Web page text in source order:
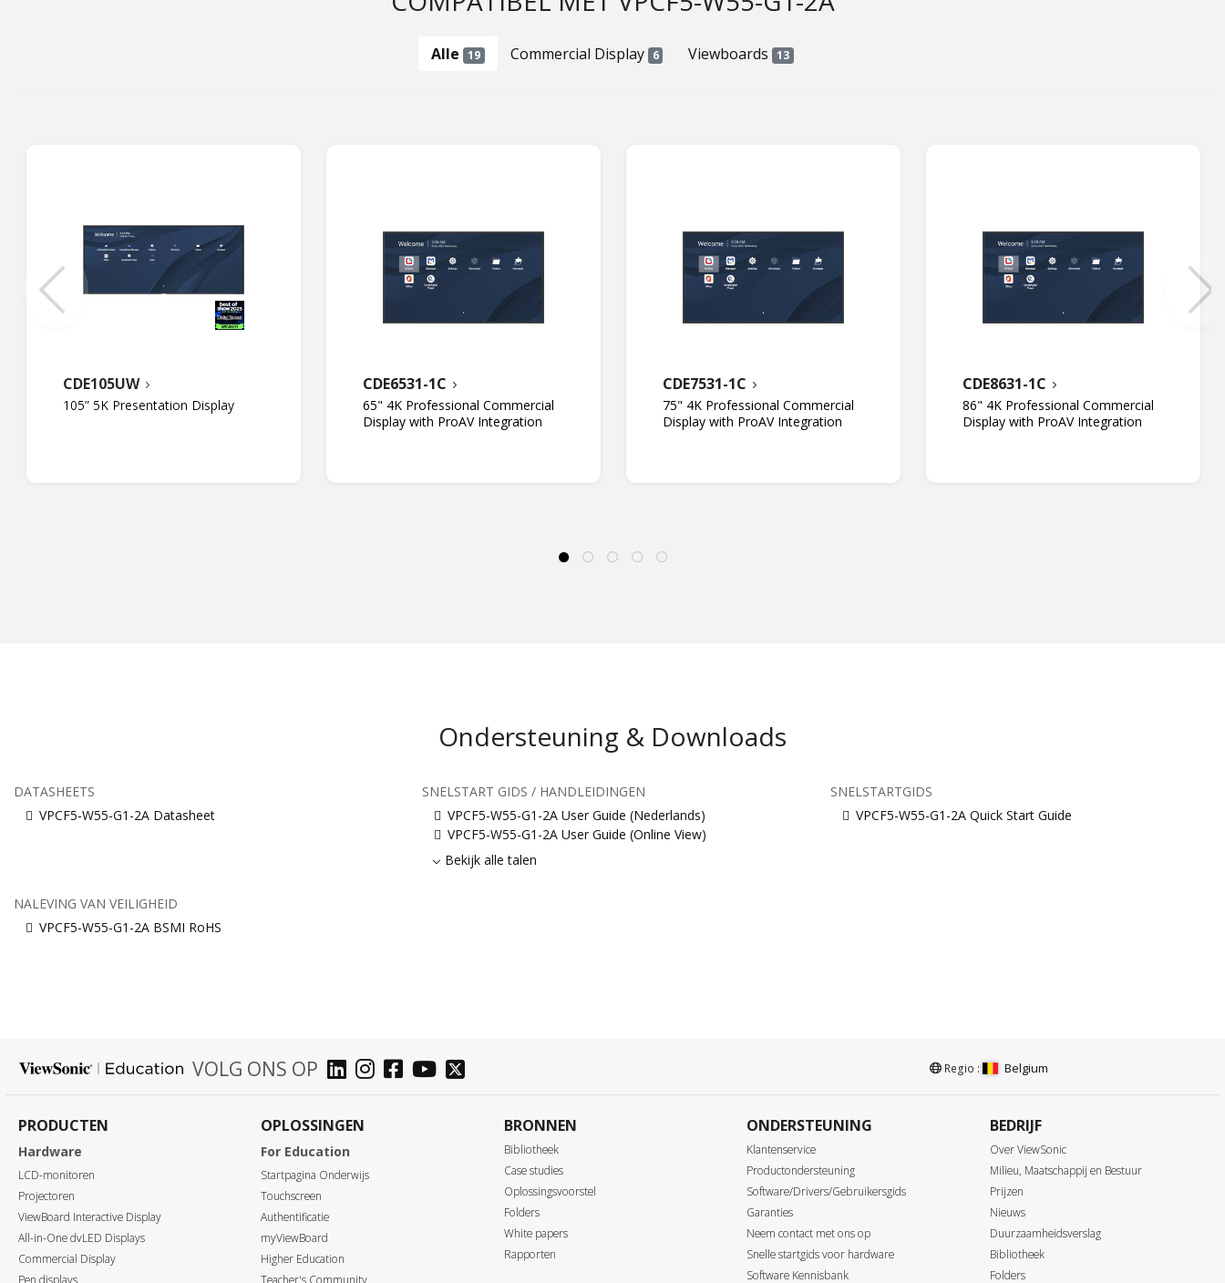
Alle 19 Commercial Display 6 Viewboards 13
CDE105UW
105” 5K Presentation Display
CDE6531-1C
65" 4K Professional Commercial
Display with ProAV Integration
CDE7531-1C
75" 4K Professional Commercial
Display with ProAV Integration
CDE8631-1C
86" 4K Professional Commercial
Display with ProAV Integration
Ondersteuning & Downloads
DATASHEETS
VPCF5-W55-G1-2A Datasheet
SNELSTART GIDS / HANDLEIDINGEN
VPCF5-W55-G1-2A User Guide (Nederlands)
VPCF5-W55-G1-2A User Guide (Online View)
Bekijk alle talen
SNELSTARTGIDS
VPCF5-W55-G1-2A Quick Start Guide
NALEVING VAN VEILIGHEID
VPCF5-W55-G1-2A BSMI RoHS
VOLG ONS OP Regio : Belgium
PRODUCTEN
Hardware
LCD-monitoren
Projectoren
ViewBoard Interactive Display
All-in-One dvLED Displays
Commercial Display
Pen displays
OPLOSSINGEN
For Education
Startpagina Onderwijs
Touchscreen
Authentificatie
myViewBoard
Higher Education
Teacher's Community
BRONNEN
Bibliotheek
Case studies
Oplossingsvoorstel
Folders
White papers
Rapporten
ONDERSTEUNING
Klantenservice
Productondersteuning
Software/Drivers/Gebruikersgids
Garanties
Neem contact met ons op
Snelle startgids voor hardware
Software Kennisbank
BEDRIJF
Over ViewSonic
Milieu, Maatschappij en Bestuur
Prijzen
Nieuws
Duurzaamheidsverslag
Bibliotheek
Folders